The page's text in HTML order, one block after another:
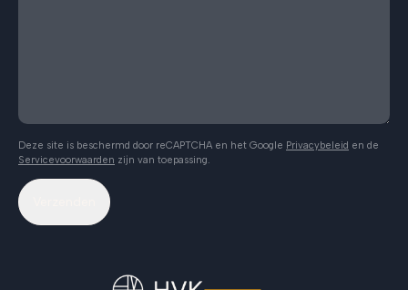
Deze site is beschermd door reCAPTCHA en het Google Privacybeleid en de
Servicevoorwaarden zijn van toepassing.